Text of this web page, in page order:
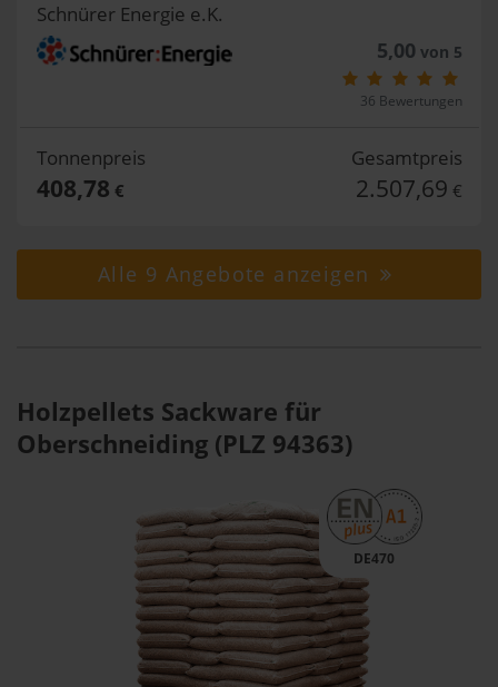
Schnürer Energie e.K.
5,00 von 5
36 Bewertungen
Tonnenpreis
408,78 €
Gesamtpreis
2.507,69 €
Alle 9 Angebote anzeigen
Holzpellets Sackware für
Oberschneiding (PLZ 94363)
DE470